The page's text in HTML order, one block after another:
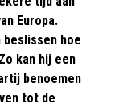
Europa.
hoe
kan hij een
benoemen
tot de